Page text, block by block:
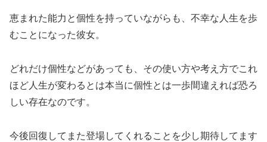
恵まれた能力と個性を持っていながらも、不幸な人生を歩
むことになった彼女。
どれだけ個性などがあっても、その使い方や考え方でこれ
ほど人生が変わるとは本当に個性とは一歩間違えれば恐ろ
しい存在なのです。
今後回復してまた登場してくれることを少し期待してます